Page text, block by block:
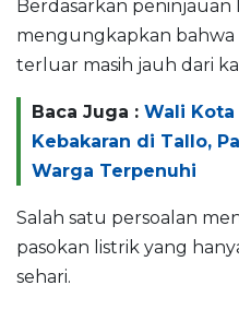
Berdasarkan
mengungkapkan bahwa
terluar masih jauh dari
Baca Juga : Wali
Kebakaran di Tallo,
Warga Terpenuhi
Salah satu persoalan
pasokan listrik yang
sehari.